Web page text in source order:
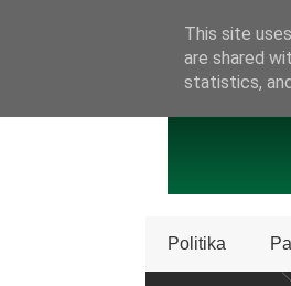
Politika
This site
are shared
statistics,